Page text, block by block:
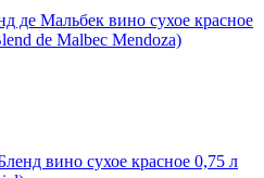
де Мальбек вино сухое красное
de Malbec Mendoza)